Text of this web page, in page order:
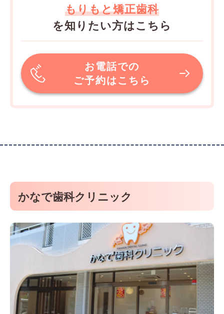
もりもと矯正歯科
を知りたい方はこちら
お電話での
ご予約はこちら
かなで歯科クリニック